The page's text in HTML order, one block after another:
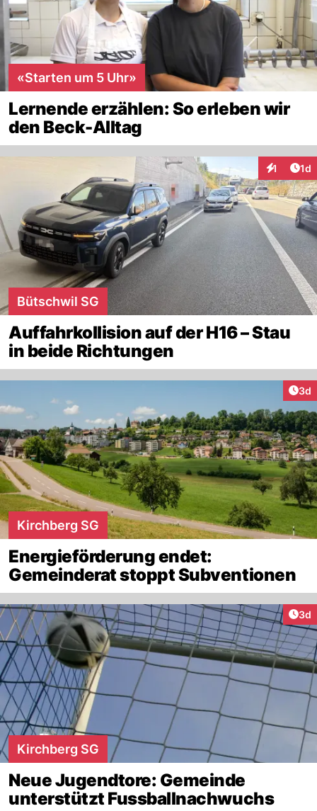
«Starten um 5 Uhr»
Lernende erzählen: So erleben wir
den Beck-Alltag
1 1d
Bütschwil SG
Auffahrkollision auf der H16 – Stau
in beide Richtungen
3d
Kirchberg SG
Energieförderung endet:
Gemeinderat stoppt Subventionen
3d
Kirchberg SG
Neue Jugendtore: Gemeinde
unterstützt Fussballnachwuchs